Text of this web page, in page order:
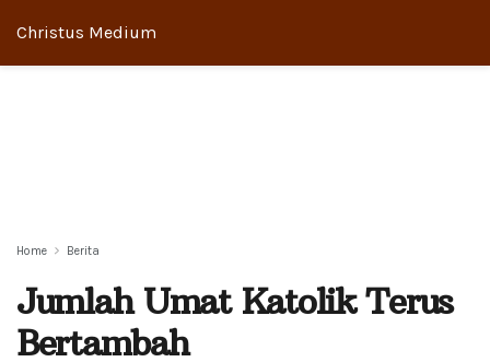
Christus Medium
Home Berita
Jumlah Umat Katolik Terus
Bertambah